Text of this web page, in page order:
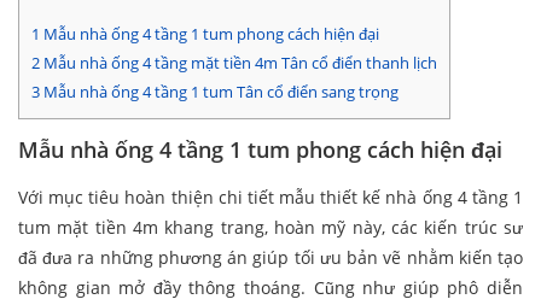
1 Mẫu nhà ống 4 tầng 1 tum phong cách hiện đại
2 Mẫu nhà ống 4 tầng mặt tiền 4m Tân cổ điển thanh lịch
3 Mẫu nhà ống 4 tầng 1 tum Tân cổ điển sang trọng
Mẫu nhà ống 4 tầng 1 tum phong cách hiện đại
Với mục tiêu hoàn thiện chi tiết mẫu thiết kế nhà ống 4 tầng 1
tum mặt tiền 4m khang trang, hoàn mỹ này, các kiến trúc sư
đã đưa ra những phương án giúp tối ưu bản vẽ nhằm kiến tạo
không gian mở đầy thông thoáng. Cũng như giúp phô diễn